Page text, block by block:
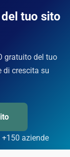
tuo sito
gratuito del tuo
di crescita su
+150 aziende